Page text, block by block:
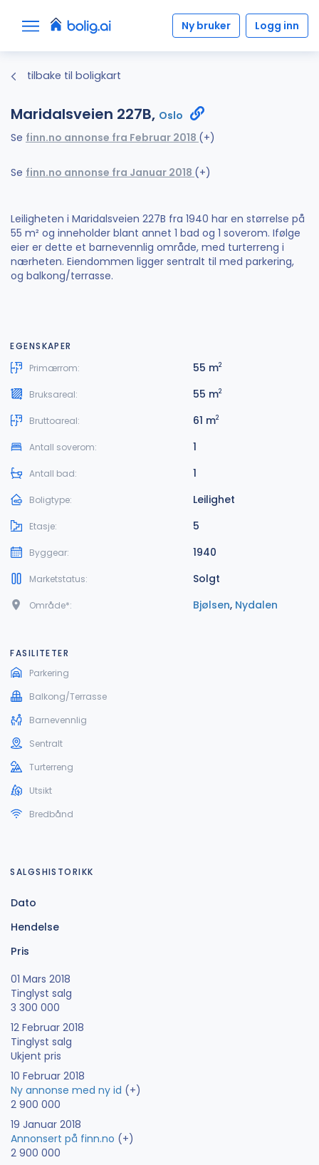
Ny bruker Logg inn
tilbake til boligkart
Maridalsveien 227B, Oslo
Se finn.no annonse fra Februar 2018 (+)
Se finn.no annonse fra Januar 2018 (+)
Leiligheten i Maridalsveien 227B fra 1940 har en størrelse på
55 m² og inneholder blant annet 1 bad og 1 soverom. Ifølge
eier er dette et barnevennlig område, med turterreng i
nærheten. Eiendommen ligger sentralt til med parkering,
og balkong/terrasse.
EGENSKAPER
Primærrom:
55 m2
Bruksareal: 55 m2
Bruttoareal: 61 m2
Antall soverom: 1
Antall bad: 1
Boligtype: Leilighet
Etasje: 5
Byggear: 1940
Marketstatus: Solgt
Område*: Bjølsen, Nydalen
FASILITETER
Parkering
Balkong/Terrasse
Barnevennlig
Sentralt
Turterreng
Utsikt
Bredbånd
SALGSHISTORIKK
Dato
Hendelse
Pris
01 Mars 2018
Tinglyst salg
3 300 000
12 Februar 2018
Tinglyst salg
Ukjent pris
10 Februar 2018
Ny annonse med ny id (+)
2 900 000
19 Januar 2018
Annonsert på finn.no (+)
2 900 000